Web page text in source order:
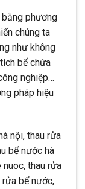
bằng phương
chúng ta
như không
bể chứa
nghiệp…
pháp hiệu
nội, thau rửa
bể nước hà
nuoc, thau rửa
bể nước,